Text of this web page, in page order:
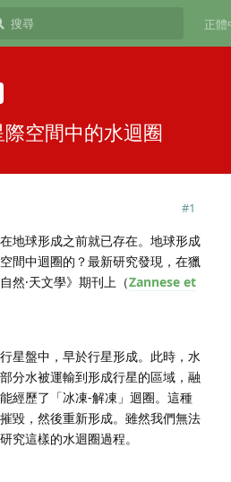
正體
空間中的水迴圈
#1
地球形成之前就已存在。地球形成
間中迴圈的？最新研究發現，在獵
然·天文學》期刊上（Zannese et
星盤中，早於行星形成。此時，水
分水被運輸到形成行星的區域，融
經歷了「冰凍-解凍」迴圈。這種
毀，然後重新形成。雖然我們無法
究這樣的水迴圈過程。